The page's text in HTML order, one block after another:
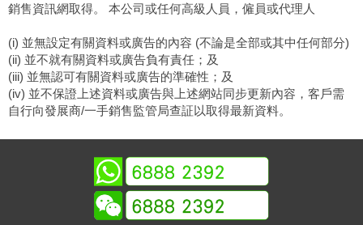
銷售資訊網取得。 本公司或任何高級人員，僱員或代理人
(i) 並無設定有關資料或廣告的內容 (不論是全部或其中任何部分)
(ii) 並不就有關資料或廣告負有責任；及
(iii) 並無認可有關資料或廣告的準確性；及
(iv) 並不保證上述資料或廣告與上述網站同步更新內容，客戶需
自行向發展商/一手銷售監管局查証以取得最新資料。